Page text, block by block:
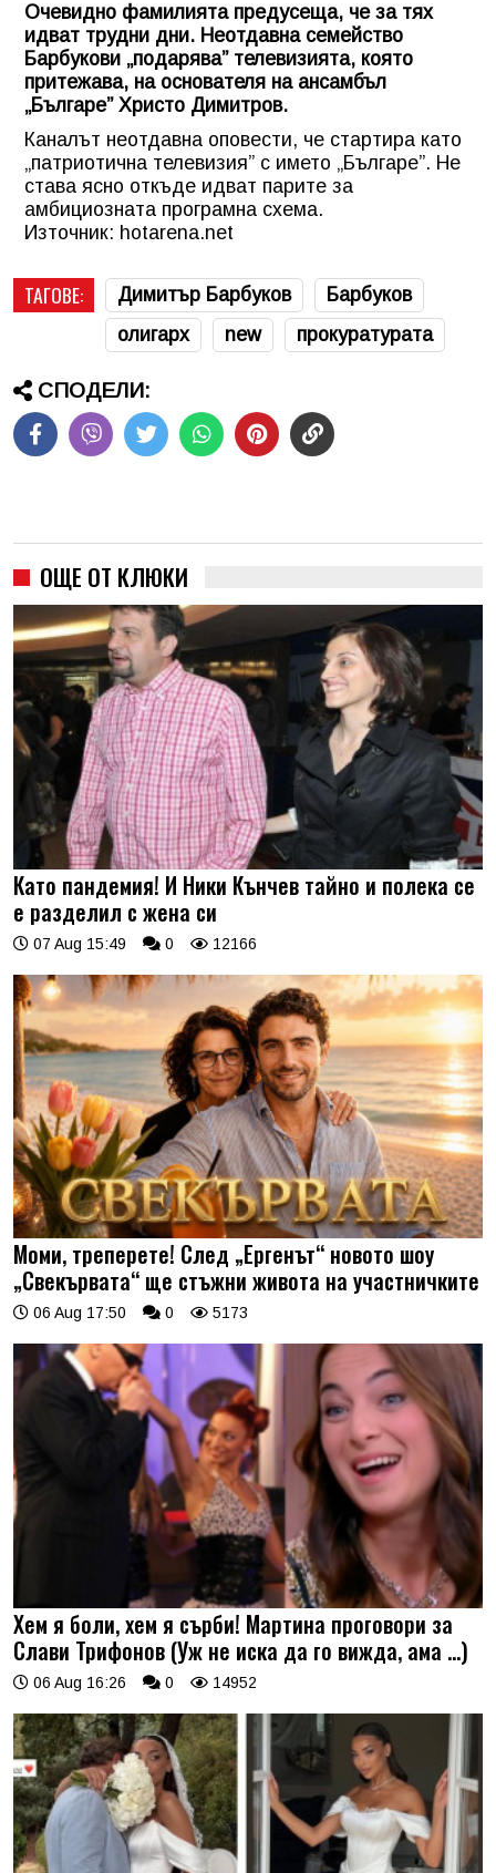
Очевидно фамилията предусеща, че за тях
идват трудни дни. Неотдавна семейство
Барбукови „подарява” телевизията, която
притежава, на основателя на ансамбъл
„Българе” Христо Димитров.
Каналът неотдавна оповести, че стартира като
„патриотична телевизия” с името „Българе”. Не
става ясно откъде идват парите за
амбициозната програмна схема.
Източник: hotarena.net
ТАГОВЕ: Димитър Барбуков
Барбуков
олигарх
new прокуратурата
СПОДЕЛИ:
ОЩЕ ОТ КЛЮКИ
Като пандемия! И Ники Кънчев тайно и полека се
е разделил с жена си
07 Aug 15:49 0 12166
Моми, треперете! След „Ергенът“ новото шоу
„Свекървата“ ще стъжни живота на участничките
06 Aug 17:50 0 5173
Хем я боли, хем я сърби! Мартина проговори за
Слави Трифонов (Уж не иска да го вижда, ама …)
06 Aug 16:26 0 14952